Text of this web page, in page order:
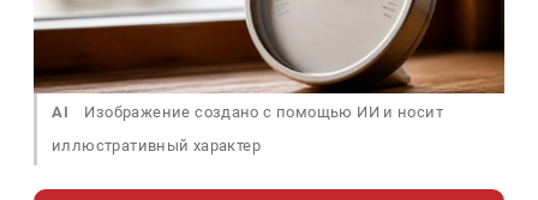
AI
Изображение создано с помощью ИИ и носит
иллюстративный характер